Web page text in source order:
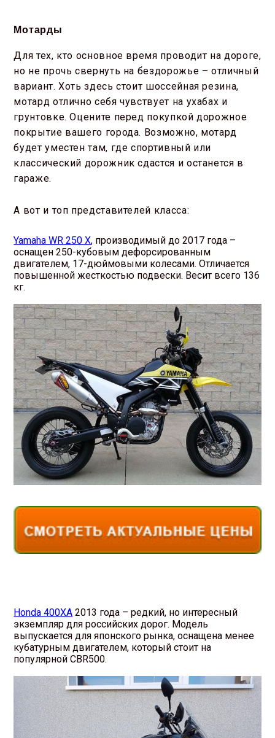
Мотарды
Для тех, кто основное время проводит на дороге,
но не прочь свернуть на бездорожье – отличный
вариант. Хоть здесь стоит шоссейная резина,
мотард отлично себя чувствует на ухабах и
грунтовке. Оцените перед покупкой дорожное
покрытие вашего города. Возможно, мотард
будет уместен там, где спортивный или
классический дорожник сдастся и останется в
гараже.
А вот и топ представителей класса:
Yamaha WR 250 X, производимый до 2017 года –
оснащен 250-кубовым дефорсированным
двигателем, 17-дюймовыми колесами. Отличается
повышенной жесткостью подвески. Весит всего 136
кг.
Honda 400XA 2013 года – редкий, но интересный
экземпляр для российских дорог. Модель
выпускается для японского рынка, оснащена менее
кубатурным двигателем, который стоит на
популярной CBR500.